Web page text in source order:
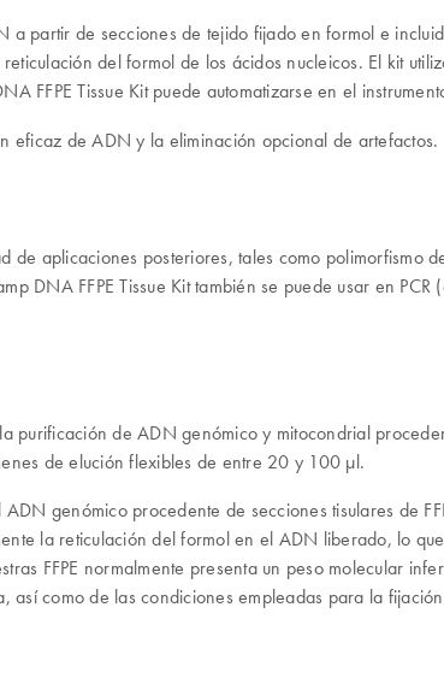
partir de secciones de tejido fijado en formol e
del formol de los ácidos nucleicos. El kit
FFPE Tissue Kit puede automatizarse en el
eficaz de ADN y la eliminación opcional de artefactos.
aplicaciones posteriores, tales como polimorfismo
DNA FFPE Tissue Kit también se puede usar en PCR
de ADN genómico y mitocondrial
de elución flexibles de entre 20 y 100 µl.
genómico procedente de secciones tisulares de
la reticulación del formol en el ADN liberado, lo
FFPE normalmente presenta un peso molecular
como de las condiciones empleadas para la